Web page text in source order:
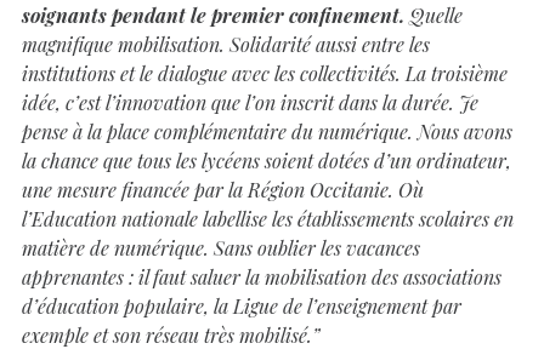
soignants pendant le premier confinement. Quelle
magnifique mobilisation. Solidarité aussi entre les
institutions et le dialogue avec les collectivités. La troisième
idée, c’est l’innovation que l’on inscrit dans la durée. Je
pense à la place complémentaire du numérique. Nous avons
la chance que tous les lycéens soient dotées d’un ordinateur,
une mesure financée par la Région Occitanie. Où
l’Education nationale labellise les établissements scolaires en
matière de numérique. Sans oublier les vacances
apprenantes : il faut saluer la mobilisation des associations
d’éducation populaire, la Ligue de l’enseignement par
exemple et son réseau très mobilisé.”